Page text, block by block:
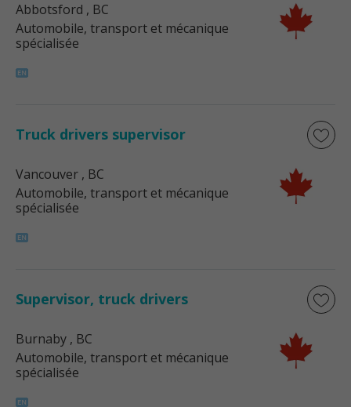
Abbotsford , BC
Automobile, transport et mécanique
spécialisée
Truck drivers supervisor
Vancouver , BC
Automobile, transport et mécanique
spécialisée
Supervisor, truck drivers
Burnaby , BC
Automobile, transport et mécanique
spécialisée